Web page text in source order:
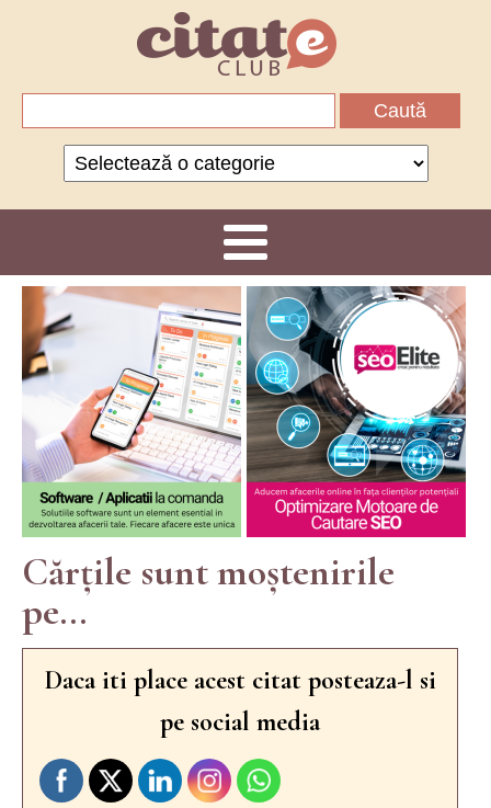
Categorii
Cărțile sunt moștenirile
pe...
Daca iti place acest citat posteaza-l si
pe social media